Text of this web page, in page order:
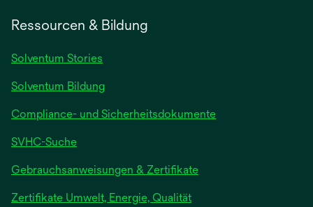
Ressourcen & Bildung
Solventum Stories
Solventum Bildung
Compliance- und Sicherheitsdokumente
SVHC-Suche
Gebrauchsanweisungen & Zertifikatewird
Zertifikate Umwelt, Energie, Qualität